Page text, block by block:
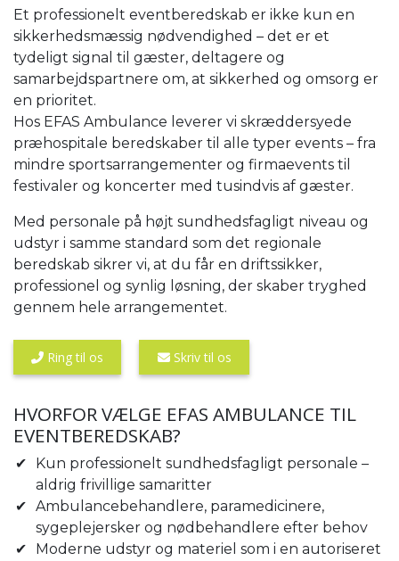
Et professionelt eventberedskab er ikke kun en
sikkerhedsmæssig nødvendighed – det er et
tydeligt signal til gæster, deltagere og
samarbejdspartnere om, at sikkerhed og omsorg er
en prioritet.
Hos EFAS Ambulance leverer vi skræddersyede
præhospitale beredskaber til alle typer events – fra
mindre sportsarrangementer og firmaevents til
festivaler og koncerter med tusindvis af gæster.
Med personale på højt sundhedsfagligt niveau og
udstyr i samme standard som det regionale
beredskab sikrer vi, at du får en driftssikker,
professionel og synlig løsning, der skaber tryghed
gennem hele arrangementet.
Ring til os Skriv til os
HVORFOR VÆLGE EFAS AMBULANCE TIL
EVENTBEREDSKAB?
Kun professionelt sundhedsfagligt personale –
aldrig frivillige samaritter
Ambulancebehandlere, paramedicinere,
sygeplejersker og nødbehandlere efter behov
Moderne udstyr og materiel som i en autoriseret